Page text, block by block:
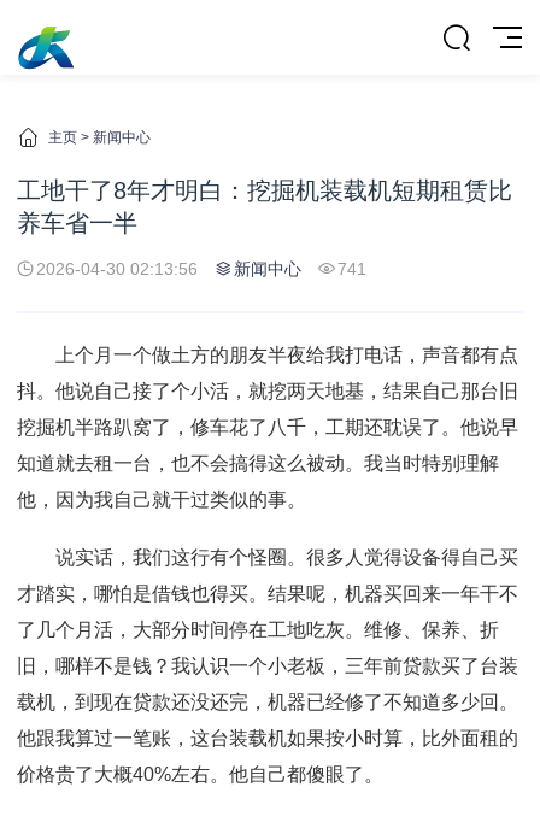
主页 > 新闻中心
工地干了8年才明白：挖掘机装载机短期租赁比
养车省一半
2026-04-30 02:13:56 新闻中心 741
上个月一个做土方的朋友半夜给我打电话，声音都有点
抖。他说自己接了个小活，就挖两天地基，结果自己那台旧
挖掘机半路趴窝了，修车花了八千，工期还耽误了。他说早
知道就去租一台，也不会搞得这么被动。我当时特别理解
他，因为我自己就干过类似的事。
说实话，我们这行有个怪圈。很多人觉得设备得自己买
才踏实，哪怕是借钱也得买。结果呢，机器买回来一年干不
了几个月活，大部分时间停在工地吃灰。维修、保养、折
旧，哪样不是钱？我认识一个小老板，三年前贷款买了台装
载机，到现在贷款还没还完，机器已经修了不知道多少回。
他跟我算过一笔账，这台装载机如果按小时算，比外面租的
价格贵了大概40%左右。他自己都傻眼了。